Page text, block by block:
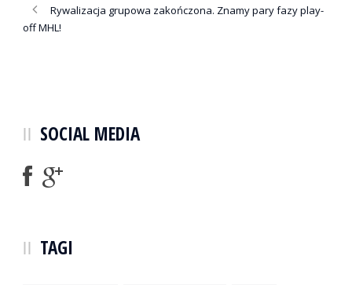
Rywalizacja grupowa zakończona. Znamy pary fazy play-
off MHL!
SOCIAL MEDIA
TAGI